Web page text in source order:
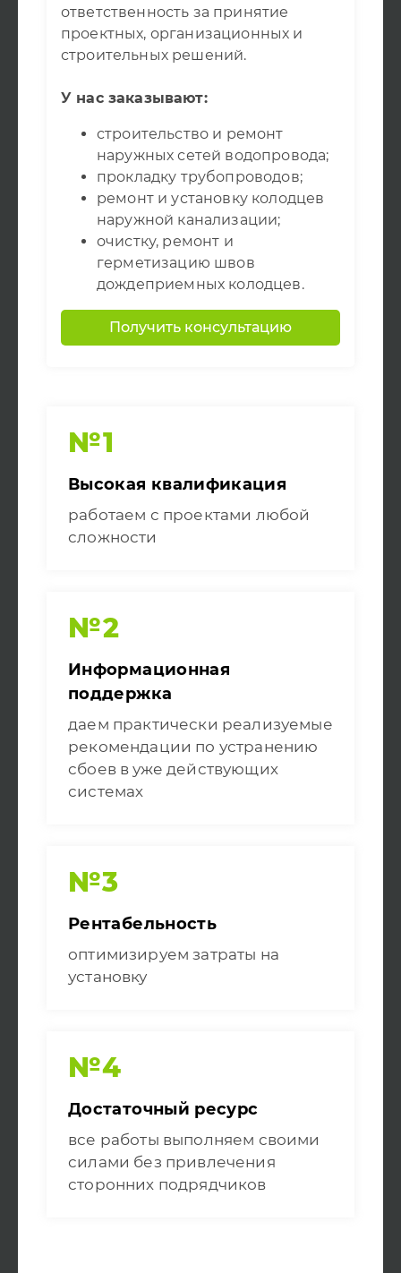
ответственность за принятие
проектных, организационных и
строительных решений.
У нас заказывают:
строительство и ремонт
наружных сетей водопровода;
прокладку трубопроводов;
ремонт и установку колодцев
наружной канализации;
очистку, ремонт и
герметизацию швов
дождеприемных колодцев.
Получить консультацию
№1
Высокая квалификация
работаем с проектами любой
сложности
№2
Информационная
поддержка
даем практически реализуемые
рекомендации по устранению
сбоев в уже действующих
системах
№3
Рентабельность
оптимизируем затраты на
установку
№4
Достаточный ресурс
все работы выполняем своими
силами без привлечения
сторонних подрядчиков